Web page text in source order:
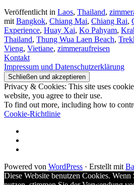
Veröffentlicht in Laos, Thailand,
mitBangkok, Chiang Mai, Chiang Rai,
Experience, Huay Xai, Ko Pahyam,
Thailand, Thung Wua Laen Beach,
Vieng, Vietiane, zimmeraufreisen
Kontakt
Impressum und Datenschutzerklärung
Privacy & Cookies: This site uses
website, you agree to their use.
To find out more, including how to
Cookie-Richtlinie
Powered von WordPress · Erstellt mit
Diese Website benutzen Cookies.